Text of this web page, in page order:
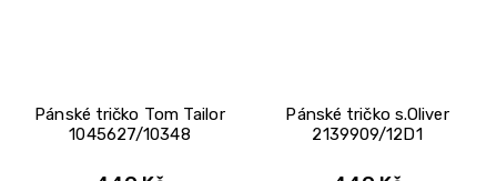
Pánské tričko Tom Tailor
1045627/10348
Pánské tričko s.Oliver
2139909/12D1